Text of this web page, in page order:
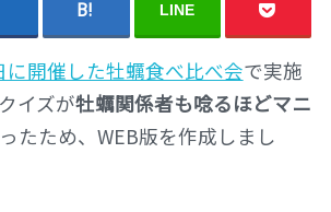
LINE
開催した牡蠣食べ比べ会で実施
イズが牡蠣関係者も唸るほどマニ
たため、WEB版を作成しまし